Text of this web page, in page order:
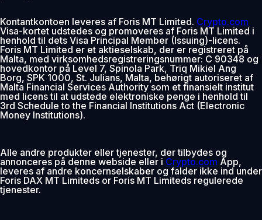
Kontantkontoen leveres af Foris MT Limited. Crypto.com
Visa-kortet udstedes og promoveres af Foris MT Limited i
henhold til dets Visa Principal Member (Issuing)-licens.
Foris MT Limited er et aktieselskab, der er registreret på
Malta, med virksomhedsregistreringsnummer: C 90348 og
hovedkontor på Level 7, Spinola Park, Triq Mikiel Ang
Borg, SPK 1000, St. Julians, Malta, behørigt autoriseret af
Malta Financial Services Authority som et finansielt institut
med licens til at udstede elektroniske penge i henhold til
3rd Schedule to the Financial Institutions Act (Electronic
Money Institutions).
Alle andre produkter eller tjenester, der tilbydes og
annonceres på denne webside eller i Crypto.com App,
leveres af andre koncernselskaber og falder ikke ind under
Foris DAX MT Limiteds or Foris MT Limiteds regulerede
tjenester.